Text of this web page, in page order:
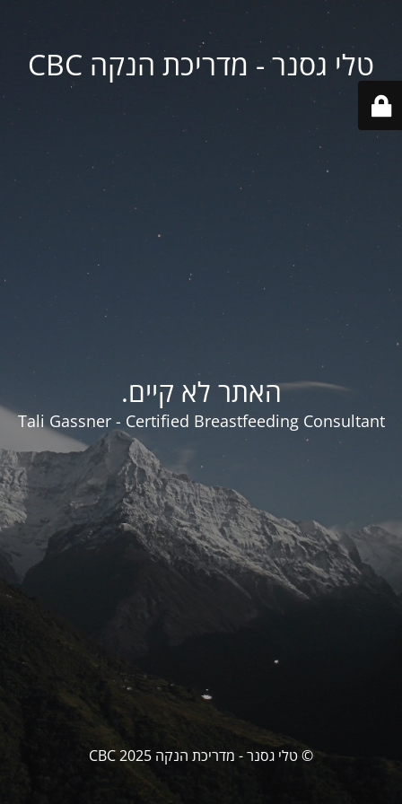
טלי גסנר - מדריכת הנקה CBC
האתר לא קיים.
Tali Gassner - Certified Breastfeeding Consultant
© טלי גסנר - מדריכת הנקה CBC 2025